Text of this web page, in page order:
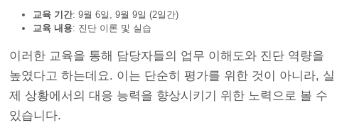
교육 기간: 9월 6일, 9월 9일 (2일간)
교육 내용: 진단 이론 및 실습
이러한 교육을 통해 담당자들의 업무 이해도와 진단 역량을
높였다고 하는데요. 이는 단순히 평가를 위한 것이 아니라, 실
제 상황에서의 대응 능력을 향상시키기 위한 노력으로 볼 수
있습니다.